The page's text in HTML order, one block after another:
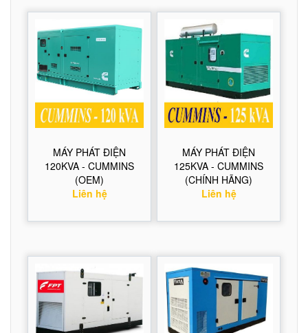
MÁY PHÁT ĐIỆN
120KVA - CUMMINS
(OEM)
Liên hệ
MÁY PHÁT ĐIỆN
125KVA - CUMMINS
(CHÍNH HÃNG)
Liên hệ